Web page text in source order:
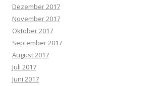
Dezember 2017
November 2017
Oktober 2017
September 2017
August 2017
Juli 2017
Juni 2017